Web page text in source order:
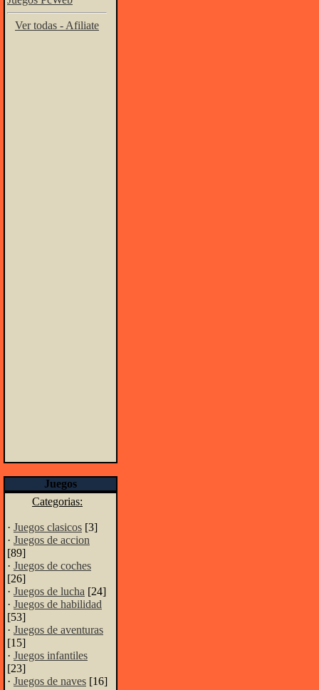
Ver todas - Afiliate
Juegos
Categorias:
· Juegos clasicos [3]
· Juegos de accion
[89]
· Juegos de coches
[26]
· Juegos de lucha [24]
· Juegos de habilidad
[53]
· Juegos de aventuras
[15]
· Juegos infantiles
[23]
· Juegos de naves [16]